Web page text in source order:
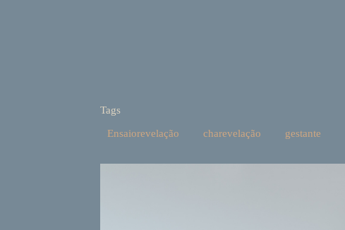
Tags
Ensaiorevelação charevelação gestante